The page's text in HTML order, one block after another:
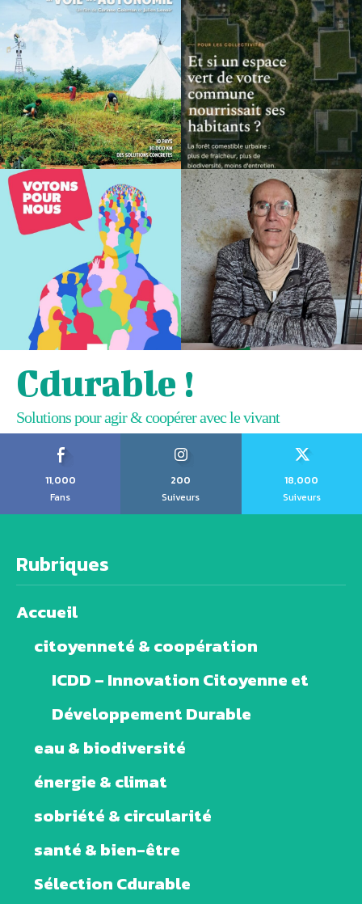
Cdurable !
Solutions pour agir & coopérer avec le vivant
11,000
Fans
200
Suiveurs
18,000
Suiveurs
Rubriques
Accueil
citoyenneté & coopération
ICDD – Innovation Citoyenne et
Développement Durable
eau & biodiversité
énergie & climat
sobriété & circularité
santé & bien-être
Sélection Cdurable